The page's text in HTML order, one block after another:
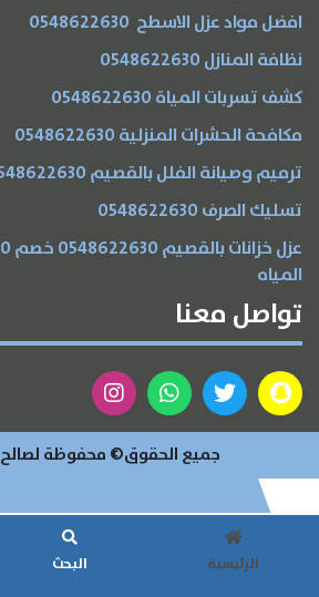
افضل مواد عزل الاسطح 0548622630
نظافة المنازل 0548622630
كشف تسربات المياة 0548622630
مكافحة الحشرات المنزلية 0548622630
ترميم وصيانة الفلل بالقصيم 0548622630
تسليك الصرف 0548622630
المياه
تواصل معنا
جميع الحقوق© محفوظة لصالح
عن الشركة
تواصل معنا
المقالات
الرئيسية البحث